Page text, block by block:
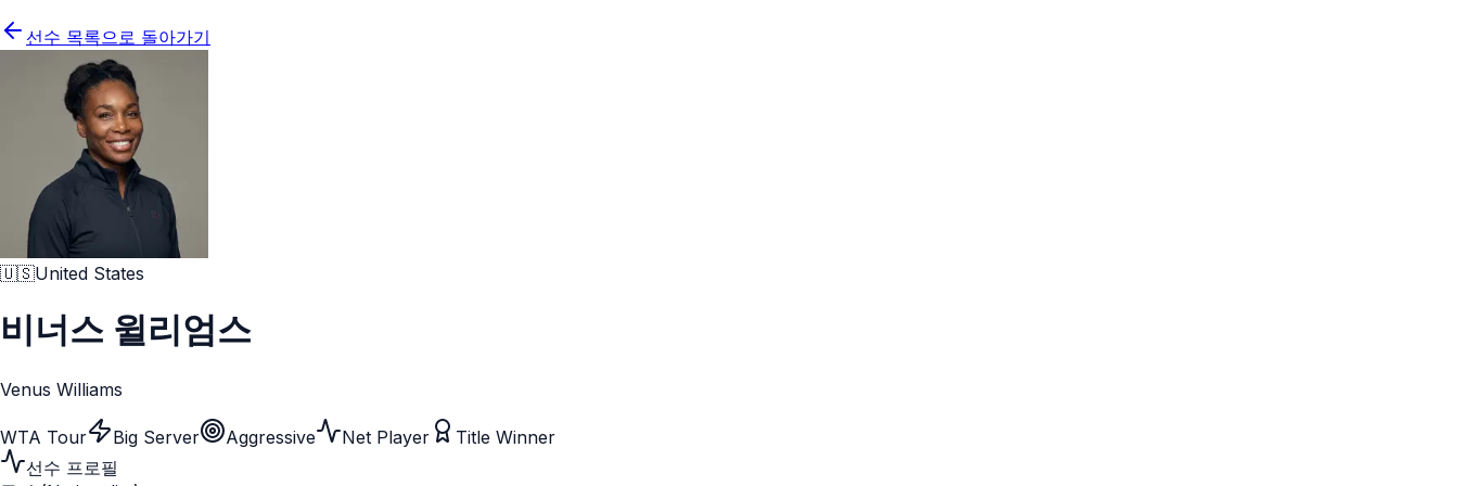
선수 목록으로 돌아가기
🇺🇸United States
비너스 윌리엄스
Venus Williams
WTA Tour Big Server Aggressive Net Player
Title Winner
선수 프로필